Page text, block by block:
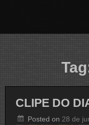
CLIPE DO
Posted on 28 de